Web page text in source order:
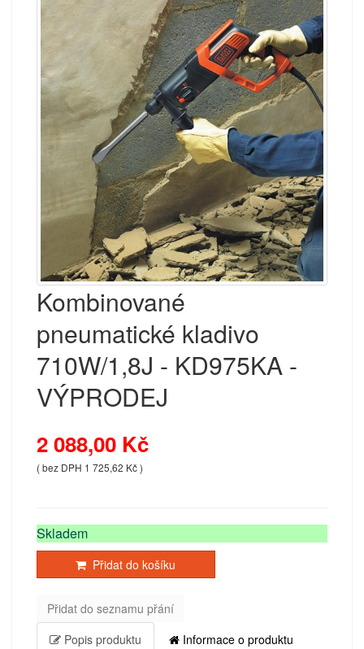
Kombinované
pneumatické kladivo
710W/1,8J - KD975KA -
VÝPRODEJ
2 088,00 Kč
( bez DPH 1 725,62 Kč )
Skladem
Přidat do košíku
Přidat do seznamu přání
Popis produktu
Informace o produktu